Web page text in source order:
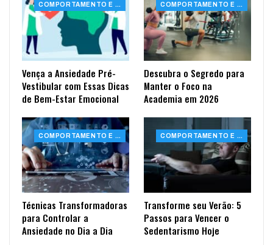
COMPORTAMENTO E SAÚDE
Vença a Ansiedade Pré-
Vestibular com Essas Dicas
de Bem-Estar Emocional
COMPORTAMENTO E SAÚDE
Descubra o Segredo para
Manter o Foco na
Academia em 2026
COMPORTAMENTO E SAÚDE
Técnicas Transformadoras
para Controlar a
Ansiedade no Dia a Dia
COMPORTAMENTO E SAÚDE
Transforme seu Verão: 5
Passos para Vencer o
Sedentarismo Hoje